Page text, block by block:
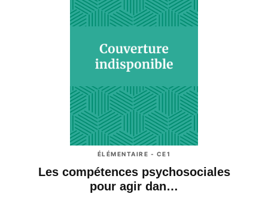
Dominos « compléments à 10 » ou « compléments à 20»
Des tableaux de nombres
Calculs relatifs au temps
Un Mémory des tables de multiplication
Des Sudokus pour progresser en calcul mental
Professeurs des écoles, Conseillers pédagogiques,
Inspecteurs de l’éducation nationale, Psychologues
scolaires, Formateurs de maîtres
ÉLÉMENTAIRE - CE1
Les compétences psychosociales
pour agir dan…